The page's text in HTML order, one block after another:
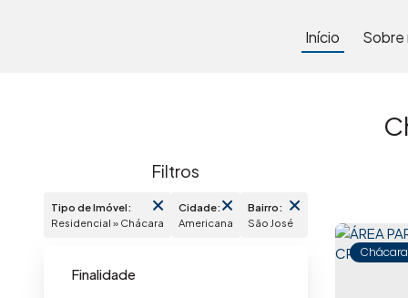
Sobre
Início
Tipo de Imóvel:
Residencial » Chácara
Cidade:
Americana
Bairro:
São José
Finalidade
Chácara